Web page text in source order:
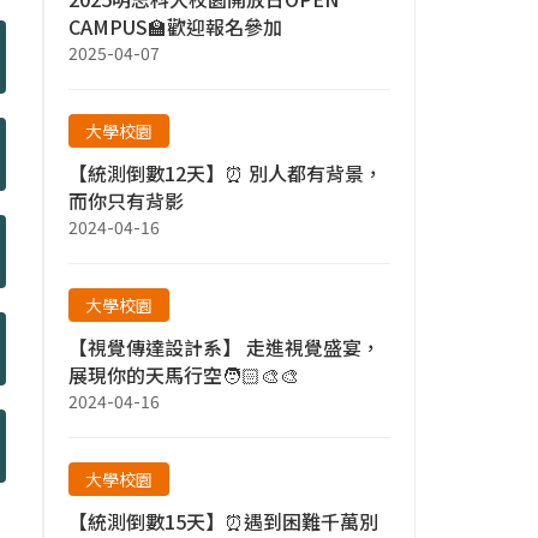
CAMPUS🏫歡迎報名參加
2025-04-07
大學校園
【統測倒數12天】⏰ 別人都有背景，
而你只有背影
2024-04-16
大學校園
【視覺傳達設計系】 走進視覺盛宴，
展現你的天馬行空🧑🏻‍🎨🎨
2024-04-16
大學校園
【統測倒數15天】⏰遇到困難千萬別